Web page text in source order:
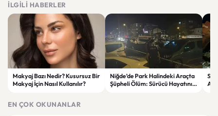
İLGILI HABERLER
Makyaj Bazı Nedir? Kusursuz Bir
Makyaj İçin Nasıl Kullanılır?
Niğde’de Park Halindeki Araçta
Şüpheli Ölüm: Sürücü Hayatını
EN ÇOK OKUNANLAR